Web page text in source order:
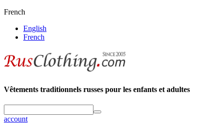
French
English
French
Vêtements traditionnels russes pour les enfants et adultes
account